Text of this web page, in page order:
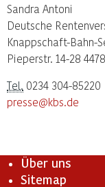
Sandra Antoni
Deutsche
Knappschaft-Bahn-
Pieperstr. 14-28
Tel. 0234 304-85220
presse@kbs.de
Über uns
Sitemap